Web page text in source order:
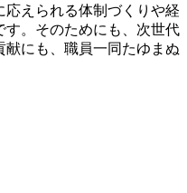
応えられる体制づくりや経
。そのためにも、次世代
献にも、職員一同たゆまぬ